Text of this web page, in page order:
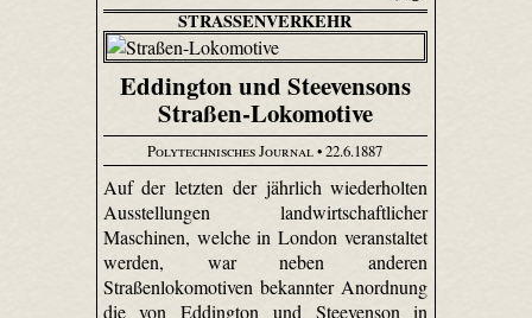
STRASSENVERKEHR
Eddington und Steevensons
Straßen-Lokomotive
Polytechnisches Journal• 22.6.1887
Auf der letzten der jährlich wiederholten
Ausstellungen landwirtschaftlicher
Maschinen, welche in London veranstaltet
werden, war neben anderen
Straßenlokomotiven bekannter Anordnung
die von Eddington und Steevenson in